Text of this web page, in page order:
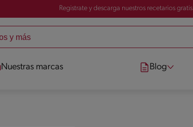
Registrate y descarga nuestros recetarios gratis
Nuestras marcas Blog